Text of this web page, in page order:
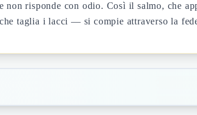
non risponde con odio. Così il salmo, che
taglia i lacci — si compie attraverso la